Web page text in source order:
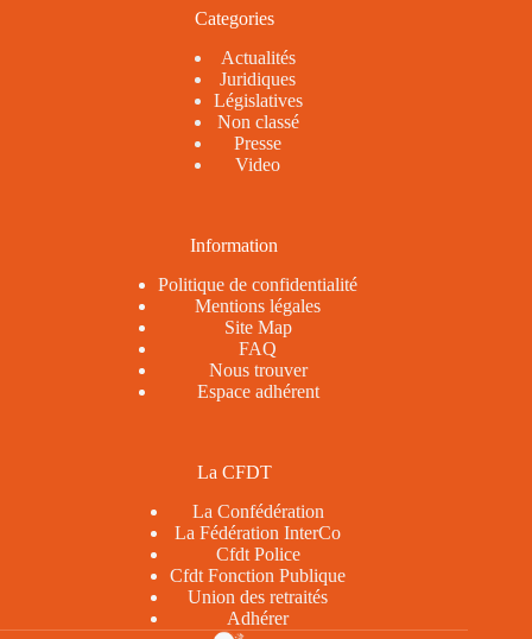
Categories
Actualités
Juridiques
Législatives
Non classé
Presse
Video
Information
Politique de confidentialité
Mentions légales
Site Map
FAQ
Nous trouver
Espace adhérent
La CFDT
La Confédération
La Fédération InterCo
Cfdt Police
Cfdt Fonction Publique
Union des retraités
Adhérer